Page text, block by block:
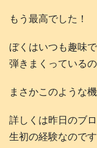
もう最高でした！
ぼくはいつも趣味
弾きまくっているの
まさかこのような
詳しくは昨日のブ
生初の経験なのです